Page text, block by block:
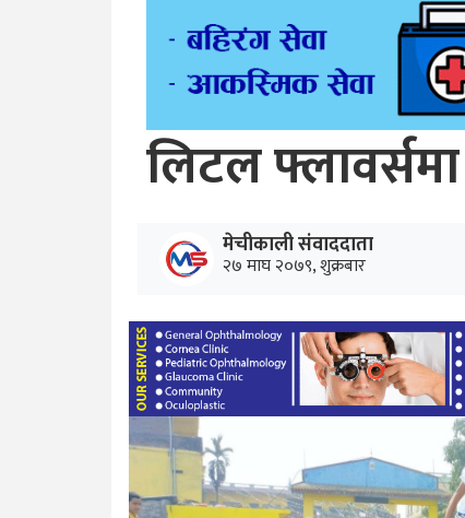
लिटल फ्लावर्समा
मेचीकाली संवाददाता
२७ माघ २०७९, शुक्रबार